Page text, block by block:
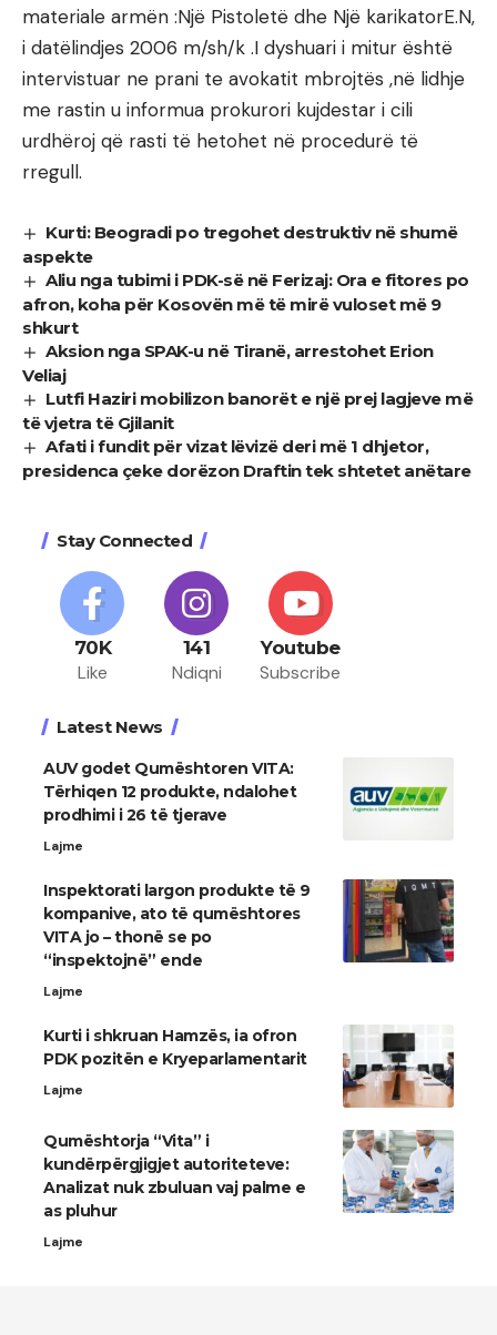
materiale armën :Një Pistoletë dhe Një karikatorE.N,
i datëlindjes 2006 m/sh/k .I dyshuari i mitur është
intervistuar ne prani te avokatit mbrojtës ,në lidhje
me rastin u informua prokurori kujdestar i cili
urdhëroj që rasti të hetohet në procedurë të
rregull.
Kurti: Beogradi po tregohet destruktiv në shumë
aspekte
Aliu nga tubimi i PDK-së në Ferizaj: Ora e fitores po
afron, koha për Kosovën më të mirë vuloset më 9
shkurt
Aksion nga SPAK-u në Tiranë, arrestohet Erion
Veliaj
Lutfi Haziri mobilizon banorët e një prej lagjeve më
të vjetra të Gjilanit
Afati i fundit për vizat lëvizë deri më 1 dhjetor,
presidenca çeke dorëzon Draftin tek shtetet anëtare
Stay Connected
70K
Like
141
Ndiqni
Youtube
Subscribe
Latest News
AUV godet Qumështoren VITA:
Tërhiqen 12 produkte, ndalohet
prodhimi i 26 të tjerave
Lajme
Inspektorati largon produkte të 9
kompanive, ato të qumështores
VITA jo – thonë se po
“inspektojnë” ende
Lajme
Kurti i shkruan Hamzës, ia ofron
PDK pozitën e Kryeparlamentarit
Lajme
Qumështorja “Vita” i
kundërpërgjigjet autoriteteve:
Analizat nuk zbuluan vaj palme e
as pluhur
Lajme